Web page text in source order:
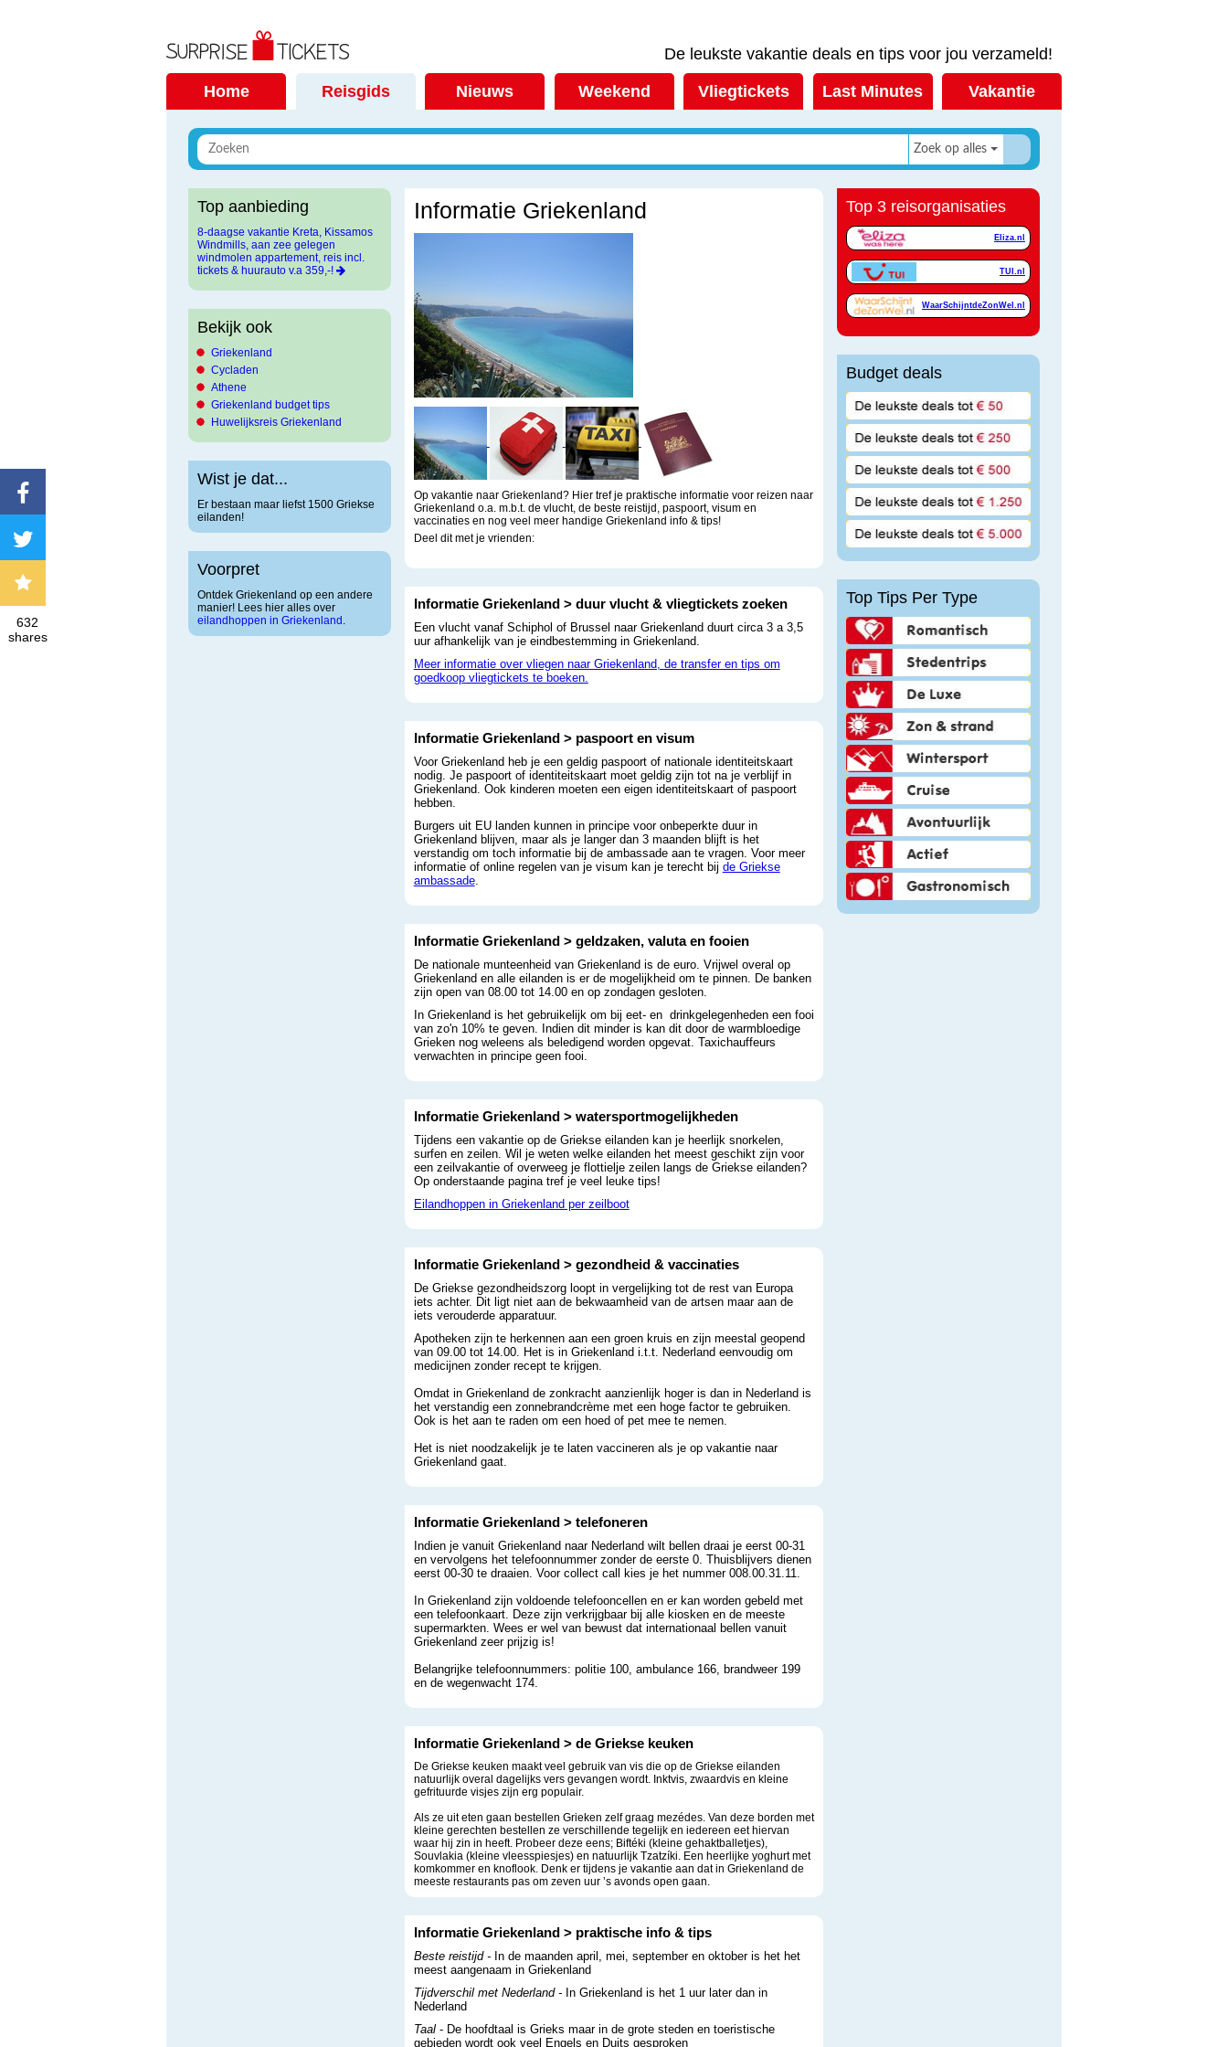
De leukste vakantie deals en tips voor jou verzameld!
Home Reisgids Nieuws Weekend Vliegtickets Last Minutes Vakantie
Zoek op alles
Top aanbieding
8-daagse vakantie Kreta, Kissamos
Windmills, aan zee gelegen
windmolen appartement, reis incl.
tickets & huurauto v.a 359,-!
Bekijk ook
Griekenland
Cycladen
Athene
Griekenland budget tips
Huwelijksreis Griekenland
Wist je dat...
Er bestaan maar liefst 1500 Griekse
eilanden!
Voorpret
Ontdek Griekenland op een andere
manier! Lees hier alles over
eilandhoppen in Griekenland .
Informatie Griekenland
Op vakantie naar Griekenland? Hier tref je praktische informatie voor reizen naar
Griekenland o.a. m.b.t. de vlucht, de beste reistijd, paspoort, visum en
vaccinaties en nog veel meer handige Griekenland info & tips!
Deel dit met je vrienden:
Informatie Griekenland > duur vlucht & vliegtickets zoeken
Een vlucht vanaf Schiphol of Brussel naar Griekenland duurt circa 3 a 3,5
uur afhankelijk van je eindbestemming in Griekenland.
Meer informatie over vliegen naar Griekenland, de transfer en tips om
goedkoop vliegtickets te boeken.
Informatie Griekenland > paspoort en visum
Voor Griekenland heb je een geldig paspoort of nationale identiteitskaart
nodig. Je paspoort of identiteitskaart moet geldig zijn tot na je verblijf in
Griekenland. Ook kinderen moeten een eigen identiteitskaart of paspoort
hebben.
Burgers uit EU landen kunnen in principe voor onbeperkte duur in
Griekenland blijven, maar als je langer dan 3 maanden blijft is het
verstandig om toch informatie bij de ambassade aan te vragen. Voor meer
informatie of online regelen van je visum kan je terecht bij de Griekse
ambassade.
Informatie Griekenland > geldzaken, valuta en fooien
De nationale munteenheid van Griekenland is de euro. Vrijwel overal op
Griekenland en alle eilanden is er de mogelijkheid om te pinnen. De banken
zijn open van 08.00 tot 14.00 en op zondagen gesloten.
In Griekenland is het gebruikelijk om bij eet- en drinkgelegenheden een fooi
van zo'n 10% te geven. Indien dit minder is kan dit door de warmbloedige
Grieken nog weleens als beledigend worden opgevat. Taxichauffeurs
verwachten in principe geen fooi.
Informatie Griekenland > watersportmogelijkheden
Tijdens een vakantie op de Griekse eilanden kan je heerlijk snorkelen,
surfen en zeilen. Wil je weten welke eilanden het meest geschikt zijn voor
een zeilvakantie of overweeg je flottielje zeilen langs de Griekse eilanden?
Op onderstaande pagina tref je veel leuke tips!
Eilandhoppen in Griekenland per zeilboot
Informatie Griekenland > gezondheid & vaccinaties
De Griekse gezondheidszorg loopt in vergelijking tot de rest van Europa
iets achter. Dit ligt niet aan de bekwaamheid van de artsen maar aan de
iets verouderde apparatuur.
Apotheken zijn te herkennen aan een groen kruis en zijn meestal geopend
van 09.00 tot 14.00. Het is in Griekenland i.t.t. Nederland eenvoudig om
medicijnen zonder recept te krijgen.
Omdat in Griekenland de zonkracht aanzienlijk hoger is dan in Nederland is
het verstandig een zonnebrandcrème met een hoge factor te gebruiken.
Ook is het aan te raden om een hoed of pet mee te nemen.
Het is niet noodzakelijk je te laten vaccineren als je op vakantie naar
Griekenland gaat.
Informatie Griekenland > telefoneren
Indien je vanuit Griekenland naar Nederland wilt bellen draai je eerst 00-31
en vervolgens het telefoonnummer zonder de eerste 0. Thuisblijvers dienen
eerst 00-30 te draaien. Voor collect call kies je het nummer 008.00.31.11.
In Griekenland zijn voldoende telefooncellen en er kan worden gebeld met
een telefoonkaart. Deze zijn verkrijgbaar bij alle kiosken en de meeste
supermarkten. Wees er wel van bewust dat internationaal bellen vanuit
Griekenland zeer prijzig is!
Belangrijke telefoonnummers: politie 100, ambulance 166, brandweer 199
en de wegenwacht 174.
Informatie Griekenland > de Griekse keuken
De Griekse keuken maakt veel gebruik van vis die op de Griekse eilanden
natuurlijk overal dagelijks vers gevangen wordt. Inktvis, zwaardvis en kleine
gefrituurde visjes zijn erg populair.
Als ze uit eten gaan bestellen Grieken zelf graag mezédes. Van deze borden met
kleine gerechten bestellen ze verschillende tegelijk en iedereen eet hiervan
waar hij zin in heeft. Probeer deze eens; Biftéki (kleine gehaktballetjes),
Souvlakia (kleine vleesspiesjes) en natuurlijk Tzatzíki. Een heerlijke yoghurt met
komkommer en knoflook. Denk er tijdens je vakantie aan dat in Griekenland de
meeste restaurants pas om zeven uur ’s avonds open gaan.
Informatie Griekenland > praktische info & tips
Beste reistijd -In de maanden april, mei, september en oktober is het het
meest aangenaam in Griekenland
Tijdverschil met Nederland -In Griekenland is het 1 uur later dan in
Nederland
Taal- De hoofdtaal is Grieks maar in de grote steden en toeristische
gebieden wordt ook veel Engels en Duits gesproken
Top 3 reisorganisaties
Eliza.nl
TUI.nl
WaarSchijntdeZonWel.nl
Budget deals
Top Tips Per Type
632
shares